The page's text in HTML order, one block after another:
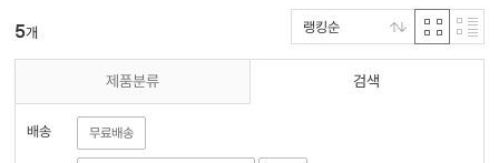
제품분류 검색
배송 무료배송
5개 랭킹순